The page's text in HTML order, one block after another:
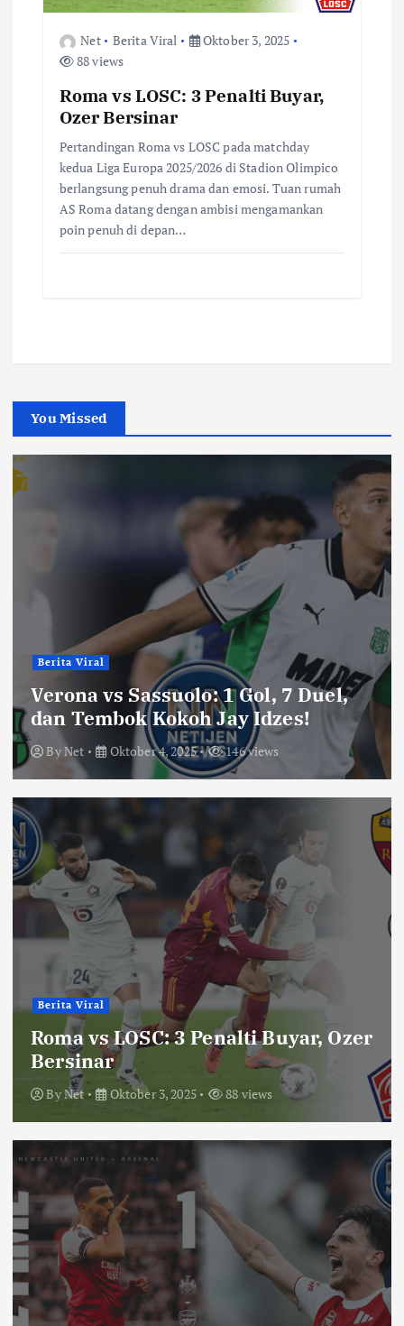
Net Berita Viral
Oktober 3, 2025
88 views
Roma vs LOSC: 3 Penalti Buyar,
Ozer Bersinar
Pertandingan Roma vs LOSC pada matchday
kedua Liga Europa 2025/2026 di Stadion Olimpico
berlangsung penuh drama dan emosi. Tuan rumah
AS Roma datang dengan ambisi mengamankan
poin penuh di depan…
You Missed
Berita Viral
Verona vs Sassuolo: 1 Gol, 7 Duel,
dan Tembok Kokoh Jay Idzes!
ByNet Oktober 4, 2025 146 views
Berita Viral
Roma vs LOSC: 3 Penalti Buyar, Ozer
Bersinar
ByNet Oktober 3, 2025 88 views